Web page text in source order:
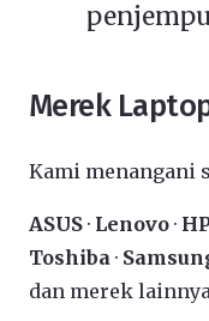
Merek
Kami menangani
ASUS · Lenovo ·
Toshiba ·
dan merek